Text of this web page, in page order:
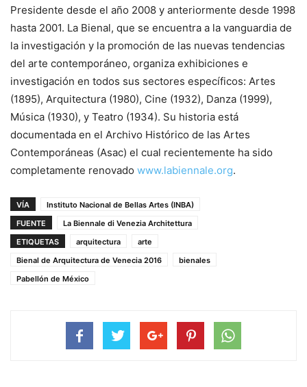
Presidente desde el año 2008 y anteriormente desde 1998
hasta 2001. La Bienal, que se encuentra a la vanguardia de
la investigación y la promoción de las nuevas tendencias
del arte contemporáneo, organiza exhibiciones e
investigación en todos sus sectores específicos: Artes
(1895), Arquitectura (1980), Cine (1932), Danza (1999),
Música (1930), y Teatro (1934). Su historia está
documentada en el Archivo Histórico de las Artes
Contemporáneas (Asac) el cual recientemente ha sido
completamente renovado www.labiennale.org.
VÍA
Instituto Nacional de Bellas Artes (INBA)
FUENTE
La Biennale di Venezia Architettura
ETIQUETAS
arquitectura
arte
Bienal de Arquitectura de Venecia 2016
bienales
Pabellón de México